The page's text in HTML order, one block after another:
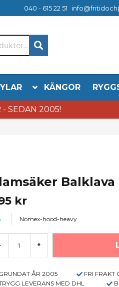
040 - 615 22 51
KÄNGOR
- SEDAN 2005!
Balklava
kr
Nomex-hood-heavy
+
ÅR 2005 FRI FRAKT
LEVERANS MED DHL